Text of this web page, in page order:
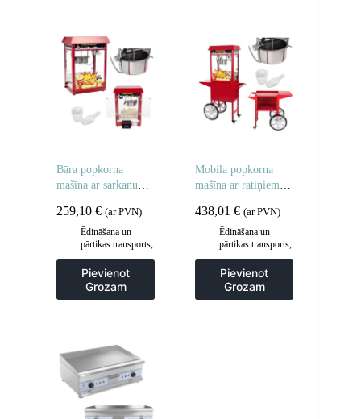
Bāra popkorna
mašīna ar sarkanu
259,10 € (ar PVN)
Ēdināšana un
pārtikas transports
Popkorna mašīnas
Pievienot
Grozam
Mobila popkorna
mašīna ar ratiņiem uz
438,01€ (ar PVN)
Ēdināšana un
pārtikas transports
Popkorna mašīnas
Pievienot
Grozam